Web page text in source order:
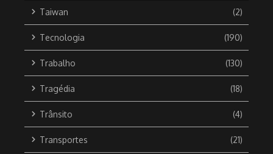
Taiwan (2)
Tecnologia (190)
Trabalho (130)
Tragédia (18)
Trânsito (4)
Transportes (21)